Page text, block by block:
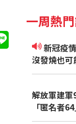
一周熱
新冠疫情持續飆升 常見八大症狀
沒發燒也可
解放軍建
「匿名者